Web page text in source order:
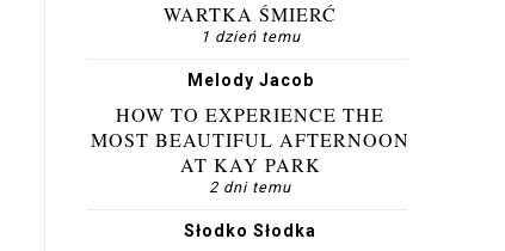
WARTKA ŚMIERĆ
1 dzień temu
Melody Jacob
HOW TO EXPERIENCE THE
MOST BEAUTIFUL AFTERNOON
AT KAY PARK
2 dni temu
Słodko Słodka